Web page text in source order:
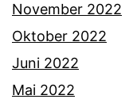
November 2022
Oktober 2022
Juni 2022
Mai 2022